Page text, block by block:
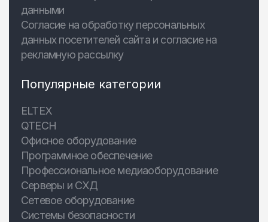
данными
Согласие на обработку персональных
данных посетителей сайта и согласие на
рекламную рассылку
Популярные категории
ELTEX
QTECH
Офисное оборудование
Программное обеспечение
Профессиональное медиаоборудование
Серверы и СХД
Сетевое оборудование
Системы безопасности